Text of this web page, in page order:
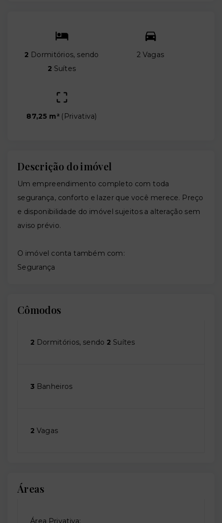
2 Dormitórios, sendo
2 Suítes
2 Vagas
87,25 m² ( Privativa)
Descrição do imóvel
Um empreendimento completo com toda
segurança, conforto e lazer que você merece. Preço
e disponibilidade do imóvel sujeitos a alteração sem
aviso prévio.
O imóvel conta também com:
Segurança
Cômodos
2 Dormitórios, sendo 2 Suítes
3 Banheiros
2 Vagas
Áreas
Área Privativa: